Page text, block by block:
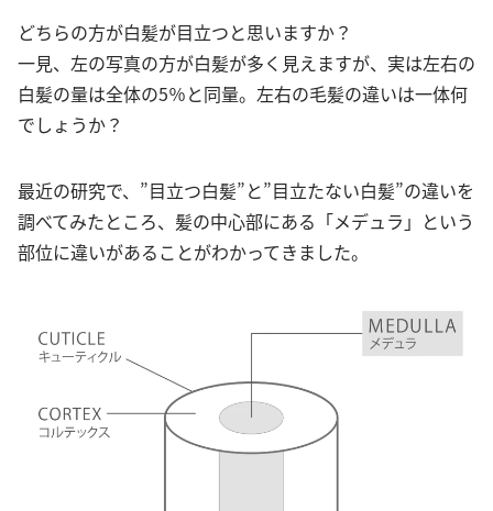
どちらの方が白髪が目立つと思いますか？
一見、左の写真の方が白髪が多く見えますが、実は左右の
白髪の量は全体の5％と同量。左右の毛髪の違いは一体何
でしょうか？
最近の研究で、”目立つ白髪”と”目立たない白髪”の違いを
調べてみたところ、髪の中心部にある「メデュラ」という
部位に違いがあることがわかってきました。